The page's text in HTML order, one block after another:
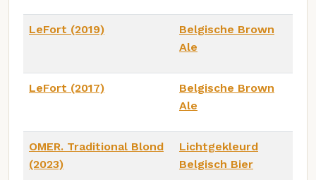
LeFort (2019)
Belgische Brown
Ale
LeFort (2017)
Belgische Brown
Ale
OMER. Traditional Blond
(2023)
Lichtgekleurd
Belgisch Bier